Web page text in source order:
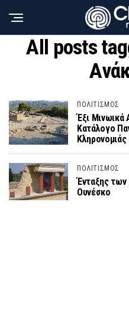
All posts
ΠΟΛΙΤΙΣΜΟΣ
Έξι Μινωικά
Κατάλογο
ΠΟΛΙΤΙΣΜΟΣ
Ένταξης
Ουνέσκο